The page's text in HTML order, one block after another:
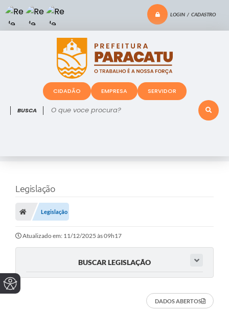
LOGIN / CADASTRO
O que voce procura?
CIDADÃO EMPRESA SERVIDOR
Legislação
Legislação
Atualizado em: 11/12/2025 às 09h17
BUSCAR LEGISLAÇÃO
DADOS ABERTOS